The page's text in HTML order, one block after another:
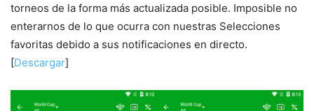
torneos de la forma más actualizada posible. Imposible no
enterarnos de lo que ocurra con nuestras Selecciones
favoritas debido a sus notificaciones en directo.
[Descargar]